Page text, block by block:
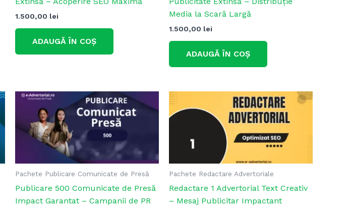
1.500,00 lei
ADAUGĂ ÎN COȘ
Media la Scară Largă
1.500,00 lei
ADAUGĂ ÎN COȘ
Pachete Publicare Comunicate de Presă
Publicare 500 Comunicate de Presă
Impact Garantat – Campanii de PR
Pachete Redactare Advertoriale
Redactare 1 Advertorial Text Creativ
– Mesaj Publicitar Impactant